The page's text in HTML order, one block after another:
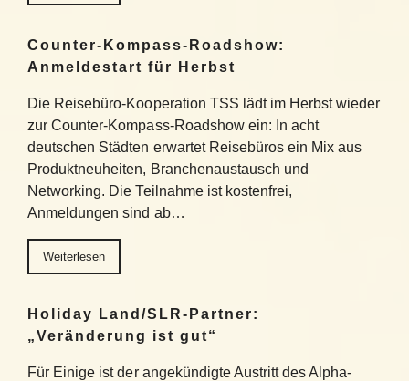
Counter-Kompass-Roadshow:
Anmeldestart für Herbst
Die Reisebüro-Kooperation TSS lädt im Herbst wieder
zur Counter-Kompass-Roadshow ein: In acht
deutschen Städten erwartet Reisebüros ein Mix aus
Produktneuheiten, Branchenaustausch und
Networking. Die Teilnahme ist kostenfrei,
Anmeldungen sind ab…
Weiterlesen
Holiday Land/SLR-Partner:
„Veränderung ist gut“
Für Einige ist der angekündigte Austritt des Alpha-